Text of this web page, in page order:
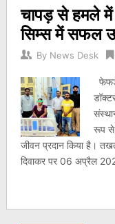
चापड़ से हमले
सिम्स में सफल
By News Desk
रूप से
जीवन प्रदान किया है।
दिवाकर पर 06 अप्रैल